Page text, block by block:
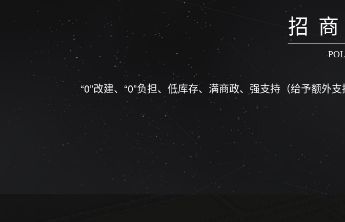
招
“0”改建、“0”负担、低库存、满商政、强支持（给予额外